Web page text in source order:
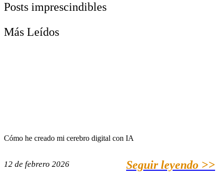
Posts imprescindibles
Más Leídos
Cómo he creado mi cerebro digital con IA
12 de febrero 2026 Seguir leyendo >>